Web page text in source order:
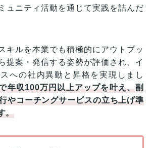
ュニティ活動を通じて実践を詰んだ
キルを本業でも積極的にアウトプッ
提案・発信する姿勢が評価され、イ
への社内異動と昇格を実現しまし
年収100万円以上アップを叶え、副
やコーチングサービスの立ち上げ準
。